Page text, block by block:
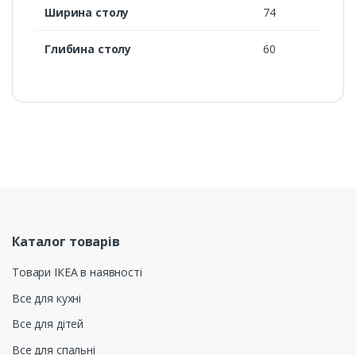
Ширина столу 74
Глибина столу 60
Каталог товарів
Товари ІКЕА в наявності
Все для кухні
Все для дітей
Все для спальні